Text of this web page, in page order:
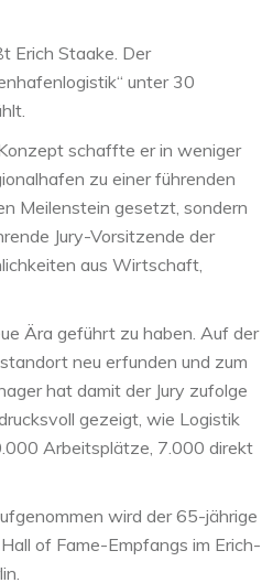
Erich Staake. Der
unter 30
schaffte er in weniger
zu einer führenden
Meilenstein gesetzt, sondern
Jury-Vorsitzende der
aus Wirtschaft,
Ära geführt zu haben. Auf der
neu erfunden und zum
hat damit der Jury zufolge
gezeigt, wie Logistik
Arbeitsplätze, 7.000 direkt
wird der 65-jährige
of Fame-Empfangs im Erich-